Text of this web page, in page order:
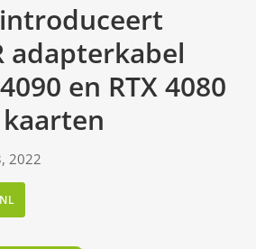
adapterkabel
en RTX 4080
2022
NL